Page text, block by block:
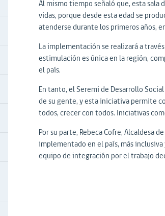
Al mismo tiempo señaló que, esta sala
vidas, porque desde esta edad se
atenderse durante los primeros años,
La implementación se realizará a
estimulación es única en la región,
el país.
En tanto, el Seremi de Desarrollo
de su gente, y esta iniciativa permite
todos, crecer con todos. Iniciativas
Por su parte, Rebeca Cofre, Alcaldesa
implementado en el país, más
equipo de integración por el trabajo